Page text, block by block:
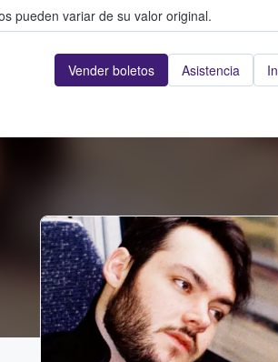
pueden variar de su valor original.
Vender boletos Asistencia